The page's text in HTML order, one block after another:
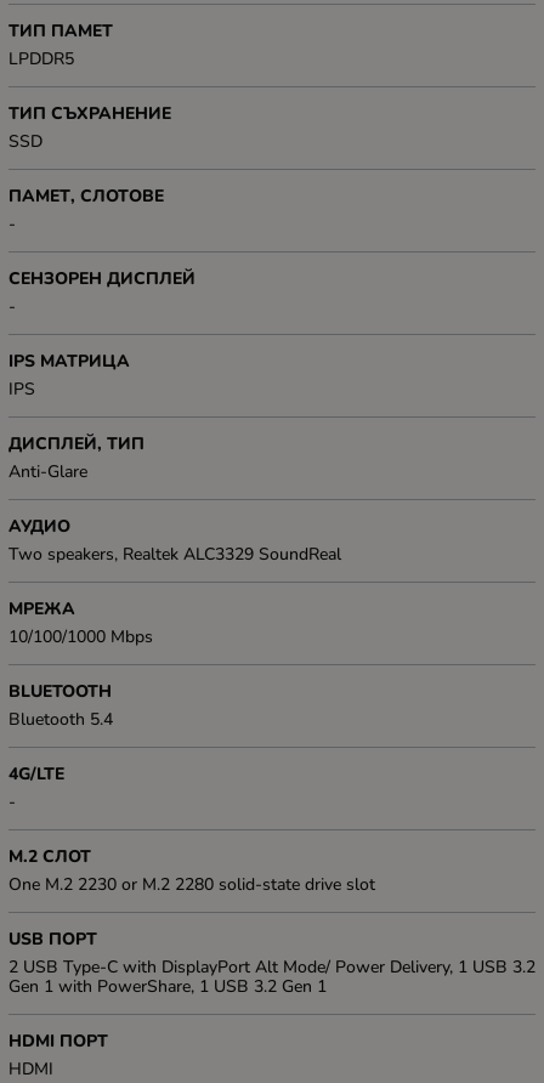
ТИП ПАМЕТ
LPDDR5
ТИП СЪХРАНЕНИЕ
SSD
ПАМЕТ, СЛОТОВЕ
-
СЕНЗОРЕН ДИСПЛЕЙ
-
IPS МАТРИЦА
IPS
ДИСПЛЕЙ, ТИП
Anti-Glare
АУДИО
Two speakers, Realtek ALC3329 SoundReal
МРЕЖА
10/100/1000 Mbps
BLUETOOTH
Bluetooth 5.4
4G/LTE
-
M.2 СЛОТ
One M.2 2230 or M.2 2280 solid-state drive slot
USB ПОРТ
2 USB Type-C with DisplayPort Alt Mode/ Power Delivery, 1 USB 3.2
Gen 1 with PowerShare, 1 USB 3.2 Gen 1
HDMI ПОРТ
HDMI